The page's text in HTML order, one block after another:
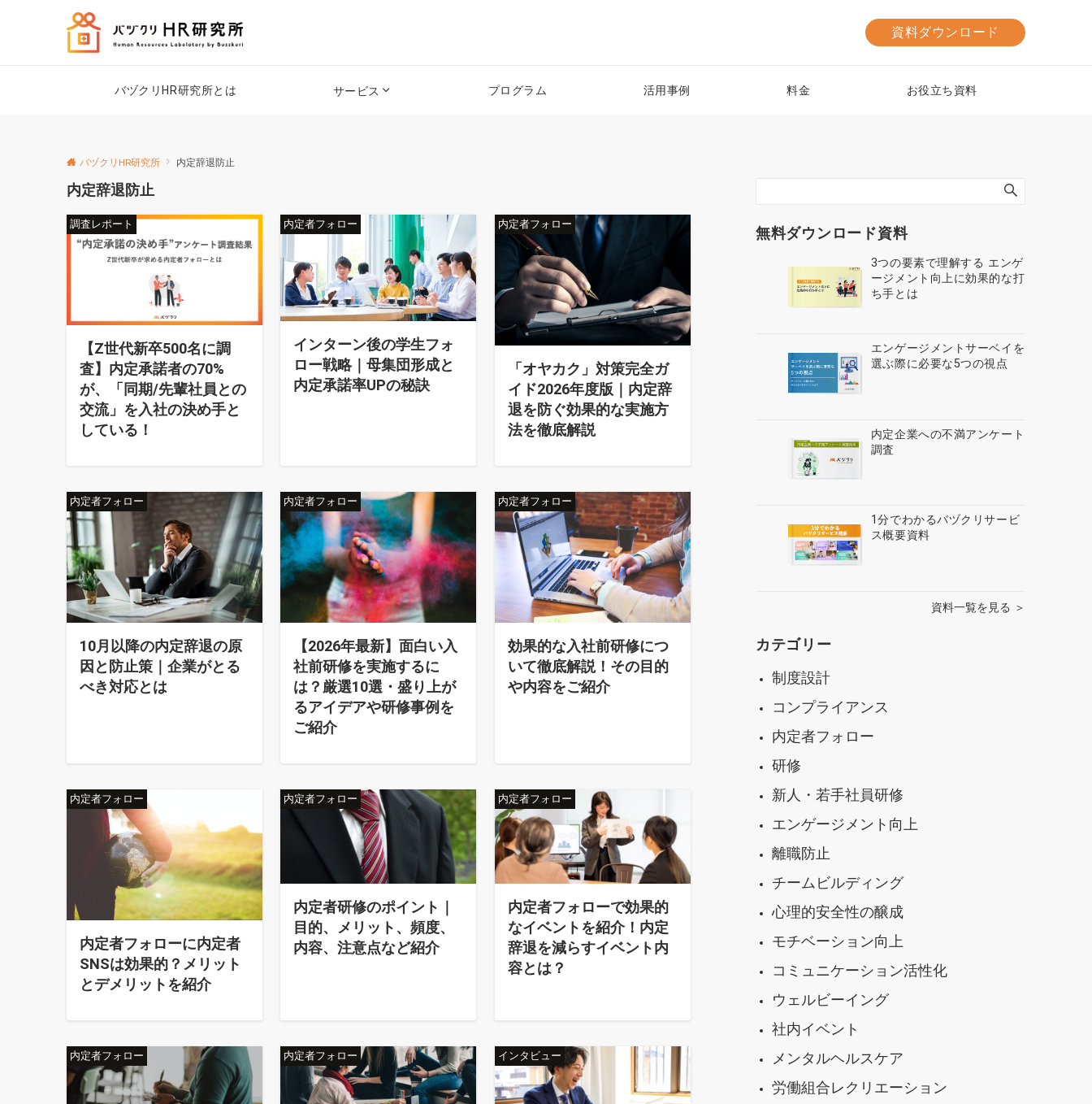
資料ダウンロード
バヅクリHR研究所とは サービス プログラム 活用事例 料金 お役立ち資料
バヅクリHR研究所 内定辞退防止
内定辞退防止
調査レポート
【Z世代新卒500名に調
査】内定承諾者の70%
が、「同期/先輩社員との
交流」を入社の決め手と
している！
内定者フォロー
インターン後の学生フォ
ロー戦略｜母集団形成と
内定承諾率UPの秘訣
内定者フォロー
「オヤカク」対策完全ガ
イド2026年度版｜内定辞
退を防ぐ効果的な実施方
法を徹底解説
内定者フォロー
10月以降の内定辞退の原
因と防止策｜企業がとる
べき対応とは
内定者フォロー
【2026年最新】面白い入
社前研修を実施するに
は？厳選10選・盛り上が
るアイデアや研修事例を
ご紹介
内定者フォロー
効果的な入社前研修につ
いて徹底解説！その目的
や内容をご紹介
内定者フォロー
内定者フォローに内定者
SNSは効果的？メリット
とデメリットを紹介
内定者フォロー
内定者研修のポイント｜
目的、メリット、頻度、
内容、注意点など紹介
内定者フォロー
内定者フォローで効果的
なイベントを紹介！内定
辞退を減らすイベント内
容とは？
内定者フォロー 内定者フォロー インタビュー
無料ダウンロード資料
3つの要素で理解する エンゲ
ージメント向上に効果的な打
ち手とは
エンゲージメントサーベイを
選ぶ際に必要な5つの視点
内定企業への不満アンケート
調査
1分でわかるバヅクリサービ
ス概要資料
資料一覧を見る ＞
カテゴリー
制度設計
コンプライアンス
内定者フォロー
研修
新人・若手社員研修
エンゲージメント向上
離職防止
チームビルディング
心理的安全性の醸成
モチベーション向上
コミュニケーション活性化
ウェルビーイング
社内イベント
メンタルヘルスケア
労働組合レクリエーション